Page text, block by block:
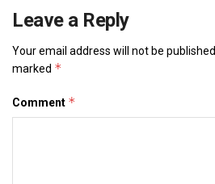
Leave a Reply
Your email address will not be published.
marked *
Comment *